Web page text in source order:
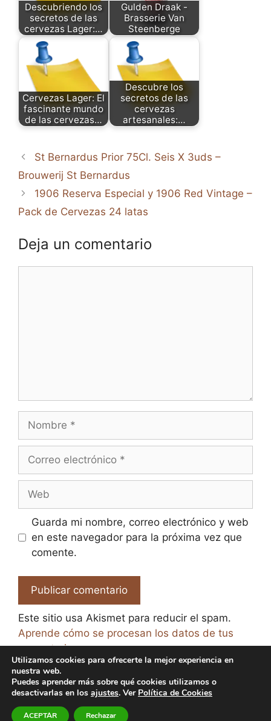
Descubriendo los
secretos de las
cervezas Lager:…
Gulden Draak -
Brasserie Van
Steenberge
Cervezas Lager: El
fascinante mundo
de las cervezas…
Descubre los
secretos de las
cervezas
artesanales:…
St Bernardus Prior 75Cl. Seis X 3uds –
Brouwerij St Bernardus
1906 Reserva Especial y 1906 Red Vintage –
Pack de Cervezas 24 latas
Deja un comentario
Nombre
Correo
Web
Guarda mi nombre, correo electrónico y web
en este navegador para la próxima vez que
comente.
Este sitio usa Akismet para reducir el spam.
Aprende cómo se procesan los datos de tus
comentarios.
© 2026 El Paraíso de la Cerveza -
Utilizamos cookies para ofrecerte la mejor experiencia en
nuestra web.
Puedes aprender más sobre qué cookies utilizamos o
desactivarlas en los ajustes. Ver Política de Cookies
ACEPTAR Rechazar